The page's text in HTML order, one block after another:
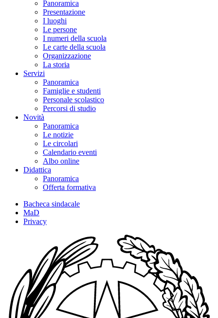
Panoramica
Presentazione
I luoghi
Le persone
I numeri della scuola
Le carte della scuola
Organizzazione
La storia
Servizi
Panoramica
Famiglie e studenti
Personale scolastico
Percorsi di studio
Novità
Panoramica
Le notizie
Le circolari
Calendario eventi
Albo online
Didattica
Panoramica
Offerta formativa
Bacheca sindacale
MaD
Privacy